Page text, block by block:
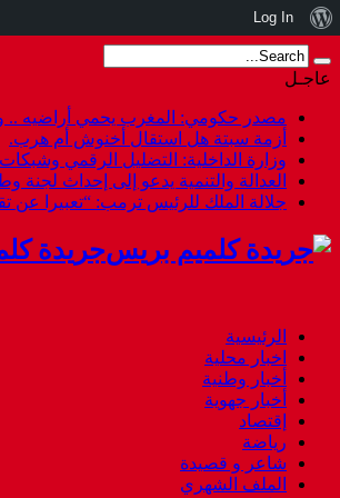
عاجـل
مصدر حكومي: المغرب يحمي أراضيه ..
أزمة سبتة هل استقال أخنوش أم هرب.
وزارة الداخلية: التضليل الرقمي
العدالة والتنمية يدعو إلى إحداث
جلالة الملك للرئيس ترمب: “تعبيرا
جريدة
الرئيسية
اخبار محلية
أخبار وطنية
أخبار جهوية
إقتصاد
رياضة
شاعر و قصيدة
الملف الشهري
نبذة
عن
ووردبريس
Log In